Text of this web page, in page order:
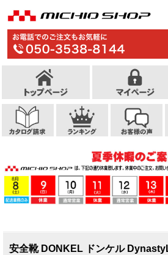
安全靴 DONKEL ドンケル